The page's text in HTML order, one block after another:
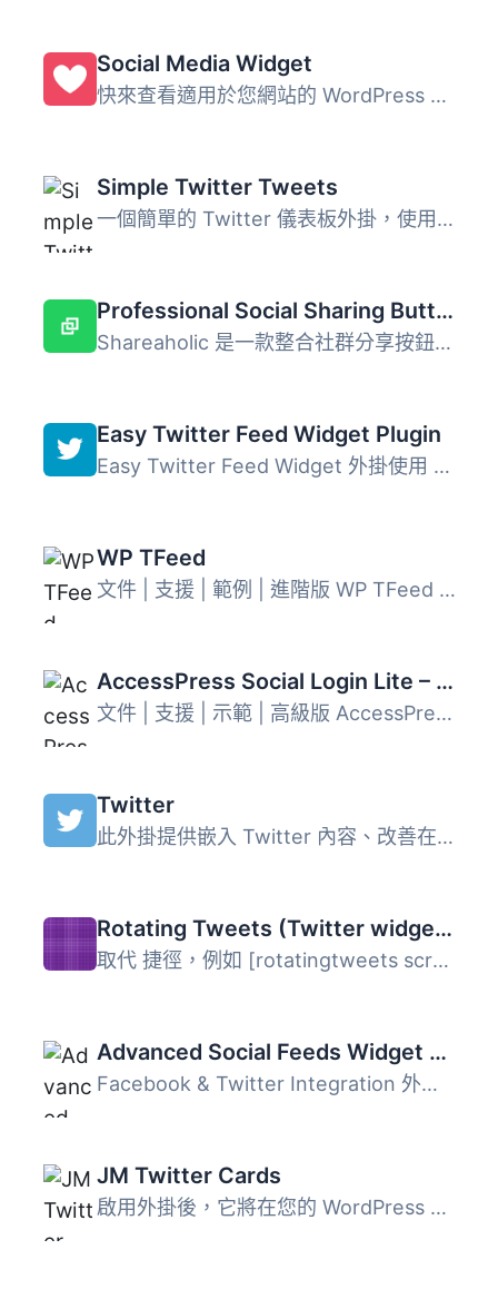
Social Media Widget
快來查看適用於您網站的 WordPress 最新優惠。 社交媒體小工...
Simple Twitter Tweets
一個簡單的 Twitter 儀表板外掛，使用 Twitter OAth 和 API v...
Professional Social Sharing Buttons, Icons & Related Posts – Shareaholic
Shareaholic 是一款整合社群分享按鈕、相關文章推薦、內容分...
Easy Twitter Feed Widget Plugin
Easy Twitter Feed Widget 外掛使用 Twitter Widget，不需建...
WP TFeed
文件 | 支援 | 範例 | 進階版 WP TFeed 是 WordPress 的免費 ...
AccessPress Social Login Lite – Social Login WordPress Plugin
文件 | 支援 | 示範 | 高級版 AccessPress Social Login Lite...
Twitter
此外掛提供嵌入 Twitter 內容、改善在 Twitter 上分享、轉換...
Rotating Tweets (Twitter widget and shortcode)
取代 捷徑，例如 [rotatingtweets screen_name='your_twitte...
Advanced Social Feeds Widget & Shortcode
Facebook & Twitter Integration 外掛是用來在您的網站上...
JM Twitter Cards
啟用外掛後，它將在您的 WordPress 網站上添加適當的 meta，...